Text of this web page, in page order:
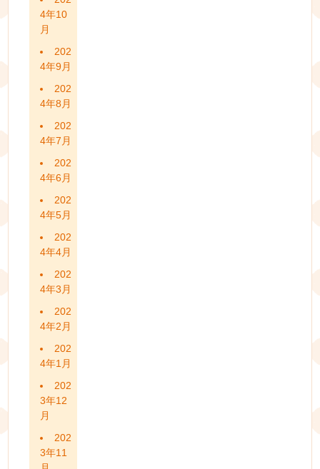
4年10
月
202
4年9月
202
4年8月
202
4年7月
202
4年6月
202
4年5月
202
4年4月
202
4年3月
202
4年2月
202
4年1月
202
3年12
月
202
3年11